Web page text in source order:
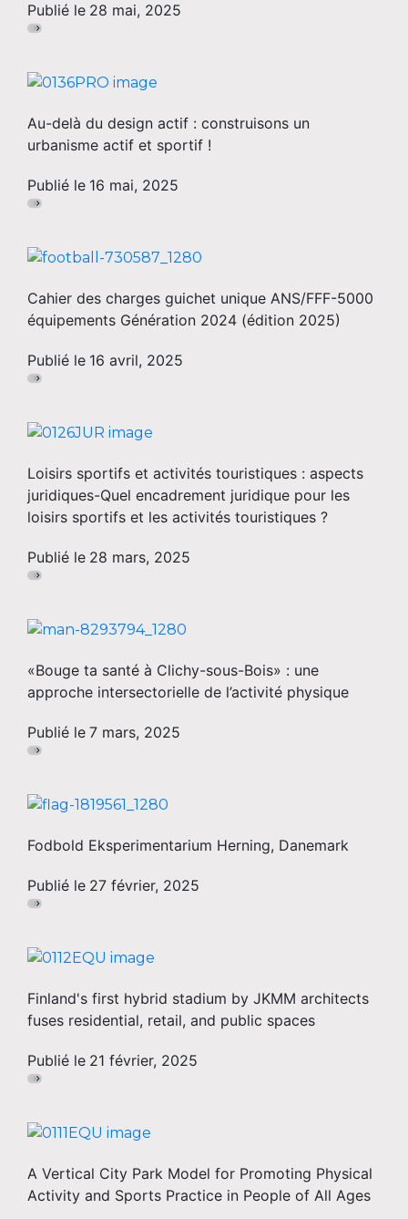
Publié le 28 mai, 2025
Au-delà du design actif : construisons un
urbanisme actif et sportif !
Publié le 16 mai, 2025
Cahier des charges guichet unique ANS/FFF-5000
équipements Génération 2024 (édition 2025)
Publié le 16 avril, 2025
Loisirs sportifs et activités touristiques : aspects
juridiques-Quel encadrement juridique pour les
loisirs sportifs et les activités touristiques ?
Publié le 28 mars, 2025
«Bouge ta santé à Clichy-sous-Bois» : une
approche intersectorielle de l’activité physique
Publié le 7 mars, 2025
Fodbold Eksperimentarium Herning, Danemark
Publié le 27 février, 2025
Finland's first hybrid stadium by JKMM architects
fuses residential, retail, and public spaces
Publié le 21 février, 2025
A Vertical City Park Model for Promoting Physical
Activity and Sports Practice in People of All Ages